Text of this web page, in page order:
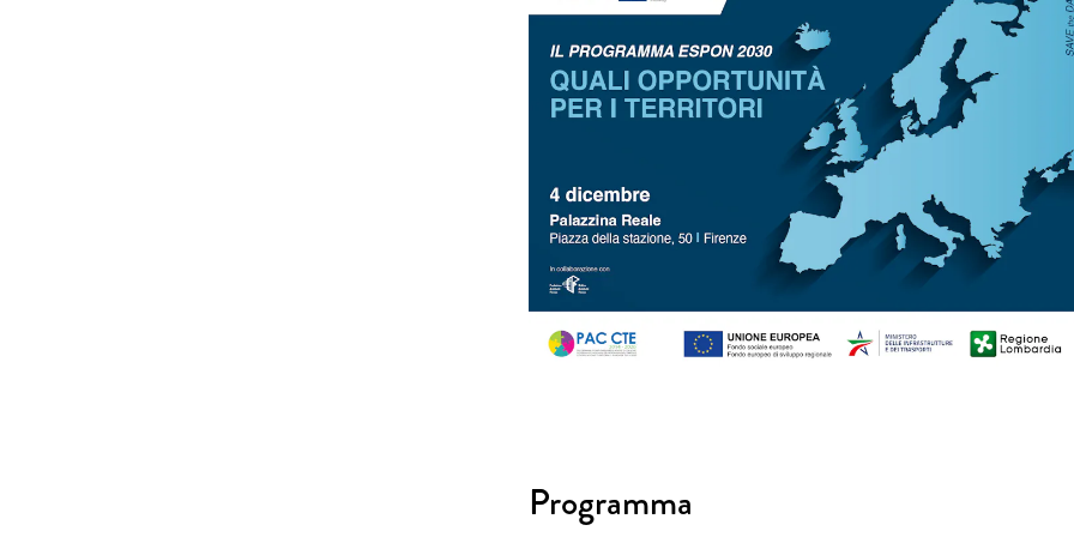
Programma